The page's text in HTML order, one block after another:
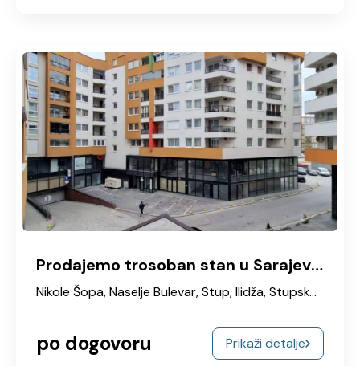
Prodajemo trosoban stan u Sarajevu Nikole Šopa
Nikole Šopa, Naselje Bulevar, Stup, Ilidža, Stupsko Brdo, Općina Ilidža, Sarajevska županija, Federacija Bosne i Hercegovine, 71161, Bosna i Hercegovina
po dogovoru Prikaži detalje